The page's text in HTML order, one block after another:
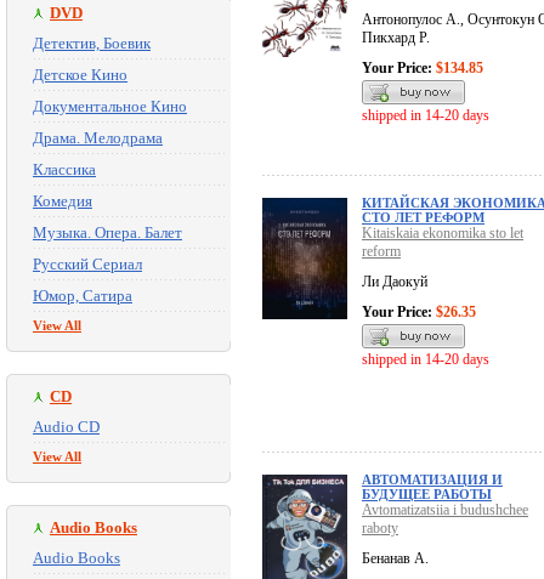
DVD
Детектив, Боевик
Детское Кино
Документальное Кино
Драма. Мелодрама
Классика
Комедия
Музыка. Опера. Балет
Русский Сериал
Юмор, Сатира
View All
CD
Audio CD
View All
Audio Books
Audio Books
Антонопулос А., Осунтокун
Пикхард Р.
Your Price: $134.85
shipped in 14-20 days
КИТАЙСКАЯ
СТО ЛЕТ РЕФОРМ
Kitaiskaia ekonomika sto let
reform
Ли Даокуй
Your Price: $26.35
shipped in 14-20 days
АВТОМАТИЗАЦИЯ И
БУДУЩЕЕ РАБОТЫ
Avtomatizatsiia i budushchee
raboty
Бенанав А.